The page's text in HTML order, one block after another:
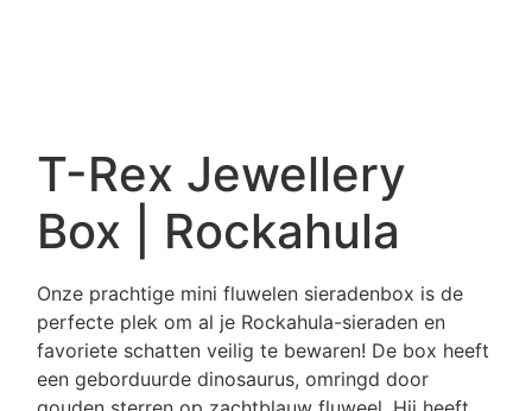
T-Rex Jewellery
Box | Rockahula
Onze prachtige mini fluwelen sieradenbox is de
perfecte plek om al je Rockahula-sieraden en
favoriete schatten veilig te bewaren! De box heeft
een geborduurde dinosaurus, omringd door